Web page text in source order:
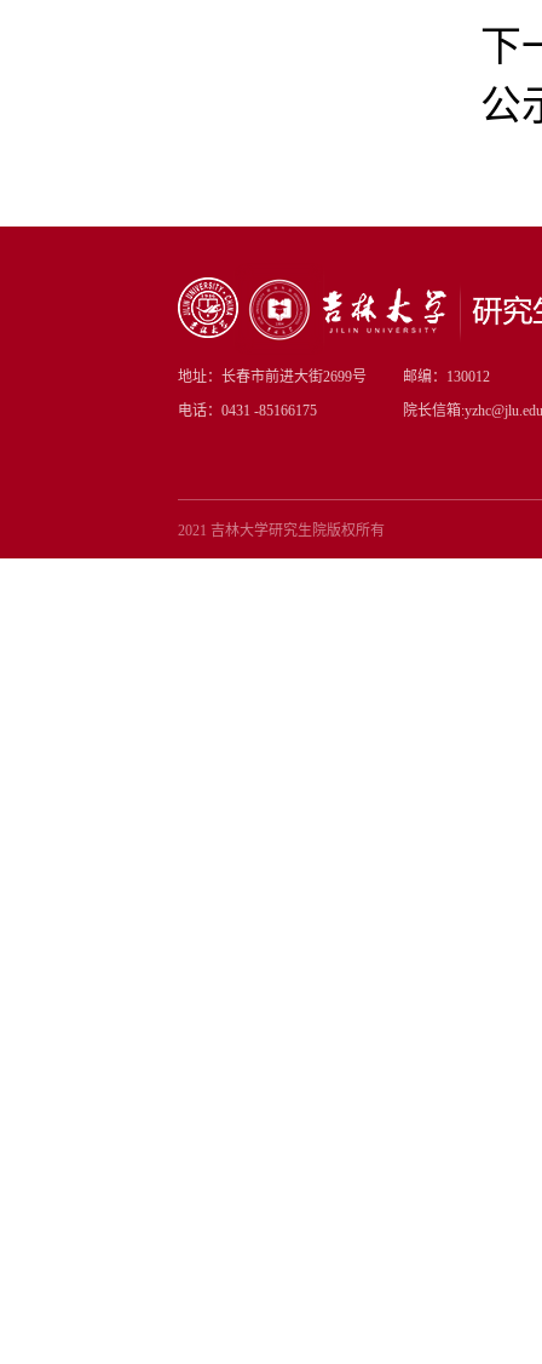
公
地址：长春市前进大街2699号
邮编：130012
电话：0431 -85166175
院长信箱
2021 吉林大学研究生院版权所有